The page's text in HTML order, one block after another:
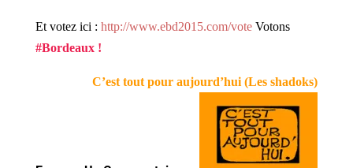
Et votez ici : http://www.ebd2015.com/voteVotons
#Bordeaux !
C’est tout pour aujourd’hui (Les shadoks)